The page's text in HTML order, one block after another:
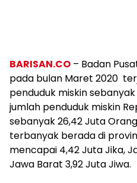
BARISAN.CO – Badan
pada bulan Maret 2020
penduduk miskin
jumlah penduduk miskin
sebanyak 26,42 Juta
terbanyak berada di
mencapai 4,42 Juta Jika,
Jawa Barat 3,92 Juta Jiwa.